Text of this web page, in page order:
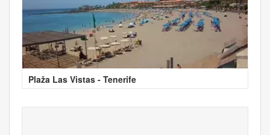
Plaža Las Vistas - Tenerife